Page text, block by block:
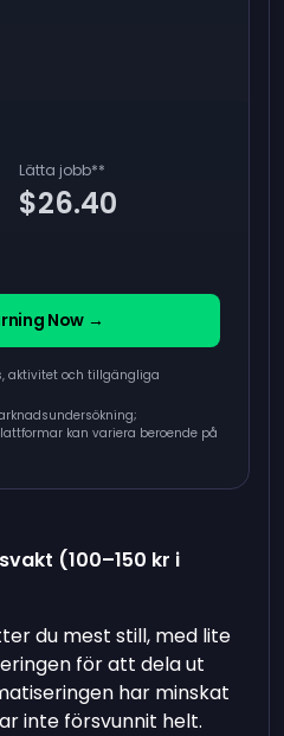
Lätta jobb**
$26.40
Now →
aktivitet och tillgängliga
kan variera beroende på
(100–150 kr i
du mest still, med lite
för att dela ut
har minskat
inte försvunnit helt.